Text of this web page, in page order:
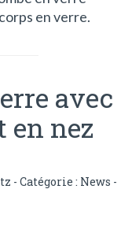
en verre.
avec
nez
- Catégorie : News -